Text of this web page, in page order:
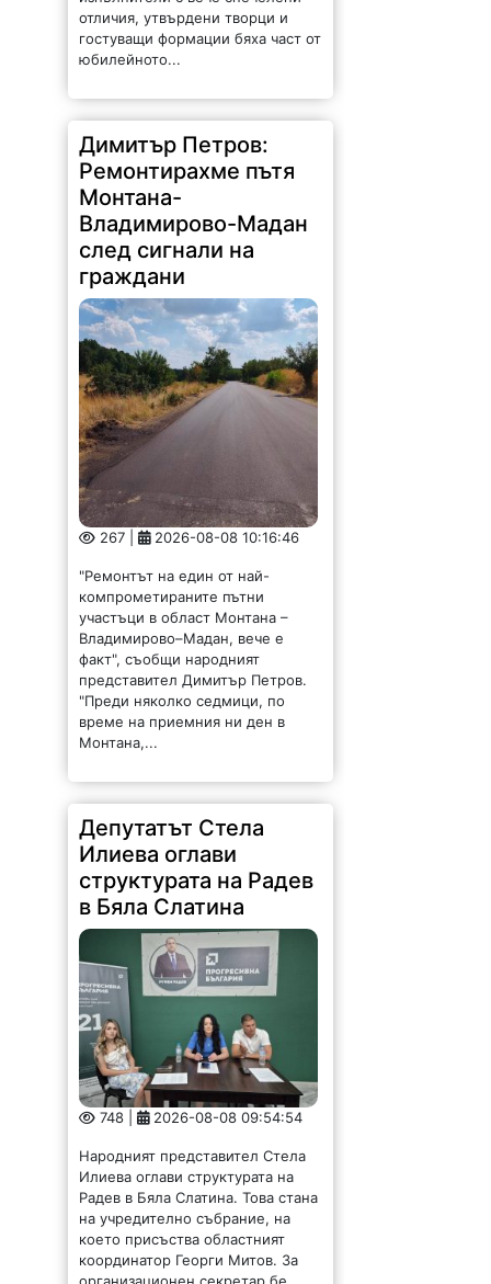
отличия, утвърдени творци и
гостуващи формации бяха част от
юбилейното...
Димитър Петров:
Ремонтирахме пътя
Монтана-
Владимирово-Мадан
след сигнали на
граждани
267 | 2026-08-08 10:16:46
"Ремонтът на един от най-
компрометираните пътни
участъци в област Монтана –
Владимирово–Мадан, вече е
факт", съобщи народният
представител Димитър Петров.
"Преди няколко седмици, по
време на приемния ни ден в
Монтана,...
Депутатът Стела
Илиева оглави
структурата на Радев
в Бяла Слатина
748 | 2026-08-08 09:54:54
Народният представител Стела
Илиева оглави структурата на
Радев в Бяла Слатина. Това стана
на учредително събрание, на
което присъства областният
координатор Георги Митов. За
организационен секретар бе